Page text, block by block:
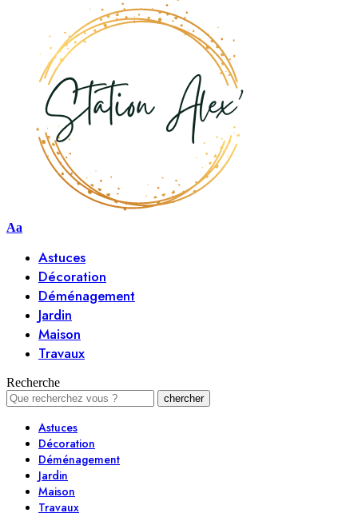
Aa
Astuces
Décoration
Déménagement
Jardin
Maison
Travaux
Recherche
Astuces
Décoration
Déménagement
Jardin
Maison
Travaux